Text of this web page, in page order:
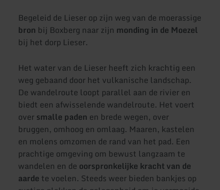
Begeleid de Lieser op zijn weg van de moerassige
bron bij Boxberg naar zijn monding in de Moezel
bij het dorp Lieser.
Het water van de Lieser heeft zich krachtig een
weg gebaand door het vulkanische landschap.
De wandelroute loopt parallel aan de rivier en
biedt een afwisselende wandelroute. Het voert
oversmalle paden en brede wegen, over
bruggen, omhoog en omlaag. Maaren, kastelen
en molens omzomen de rand van het pad. Een
prachtige omgeving om bewust langzaam te
wandelen en de oorspronkelijke kracht van de
aarde te voelen. Steeds weer bieden bankjes op